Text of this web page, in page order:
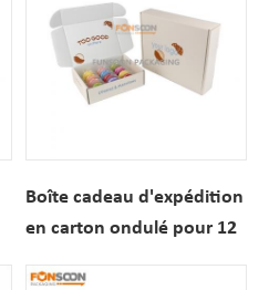
Boîte cadeau d'expédition
en carton ondulé pour 12